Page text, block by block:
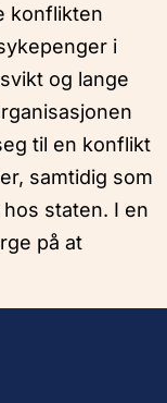
konflikten
i
og lange
til en konflikt
samtidig som
staten. I en
på at